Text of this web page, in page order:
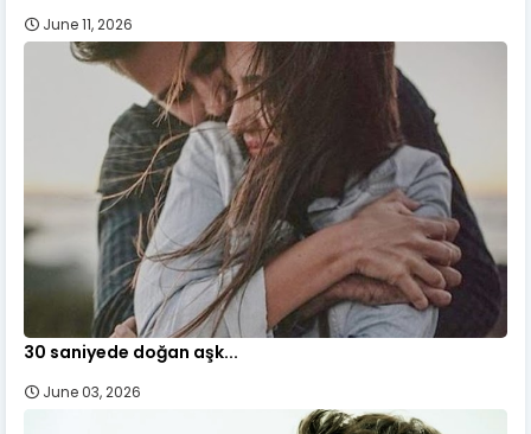
June 11, 2026
30 saniyede doğan aşk...
June 03, 2026